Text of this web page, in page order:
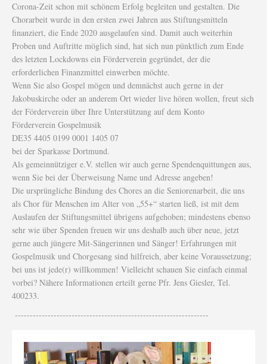
Corona-Zeit schon mit schönem Erfolg begleiten und gestalten. Die
Chorarbeit wurde in den ersten zwei Jahren aus Stiftungsmitteln
finanziert, die Ende 2020 ausgelaufen sind. Damit auch weiterhin
Proben und Auftritte möglich sind, hat sich nun pünktlich zum Ende
des letzten Lockdowns ein Förderverein gegründet, der die
erforderlichen Finanzmittel einwerben möchte.
Wenn Sie also Gospel mögen und demnächst auch gerne in der
Jakobuskirche oder an anderem Ort wieder live hören wollen, freut sich
der Förderverein über Ihre Unterstützung auf dem Konto
Förderverein Gospelmusik
DE35 4405 0199 0001 1405 07
bei der Sparkasse Dortmund.
Als gemeinnütziger e.V. stellen wir auch gerne Spendenquittungen aus,
wenn Sie bei der Überweisung Name und Adresse angeben!
Die ursprüngliche Bindung des Chores an die Seniorenarbeit, die uns
als Chor für Menschen im Alter von „55+“ starten ließ, ist mit dem
Auslaufen der Stiftungsmittel übrigens aufgehoben; mindestens ebenso
sehr wie über Spenden freuen wir uns deshalb auch über neue, jetzt
gerne auch jüngere Mit-Sängerinnen und Sänger! Erfahrungen mit
Gospelmusik und Chorgesang sind hilfreich, aber keine Voraussetzung;
bei uns ist jede(r) willkommen! Vielleicht schauen Sie einfach einmal
vorbei? Nähere Informationen erteilt gerne Pfr. Jens Giesler, Tel.
400233.
-----------------------------------------------------------------